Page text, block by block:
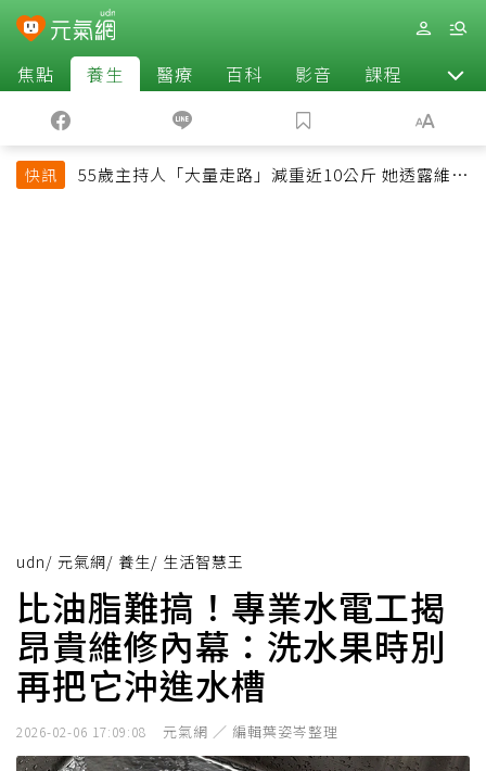
焦點 養生 醫療 百科 影音 課程 退休
快訊
55歲主持人「大量走路」減重近10公斤 她透露維持
udn/ 元氣網/ 養生/ 生活智慧王
比油脂難搞！專業水電工揭
昂貴維修內幕：洗水果時別
再把它沖進水槽
2026-02-06 17:09:08 元氣網 ／ 編輯葉姿岑整理